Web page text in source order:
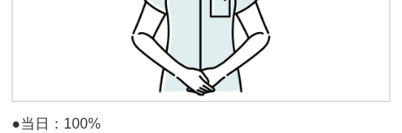
●当日：100%